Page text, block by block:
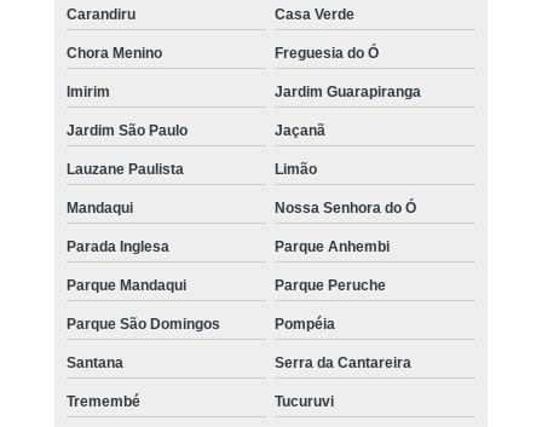
Carandiru Casa Verde
Chora Menino Freguesia do Ó
Imirim Jardim Guarapiranga
Jardim São Paulo Jaçanã
Lauzane Paulista Limão
Mandaqui Nossa Senhora do Ó
Parada Inglesa Parque Anhembi
Parque Mandaqui Parque Peruche
Parque São Domingos Pompéia
Santana Serra da Cantareira
Tremembé Tucuruvi